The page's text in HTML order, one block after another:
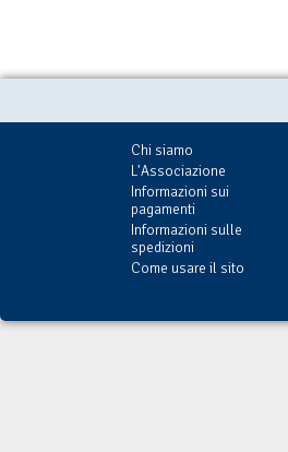
Chi siamo
L'Associazione
Informazioni sui
pagamenti
Informazioni sulle
spedizioni
Come usare il sito